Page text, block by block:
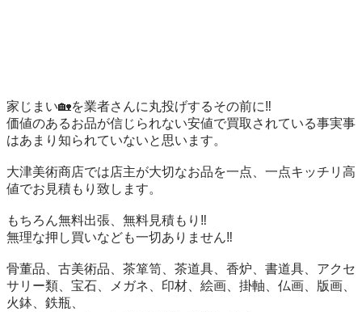
家じまい🏡を業者さんに丸投げするその前に‼️
価値のあるお品が信じられない安値で買取されている事実事
はあまり知られていないと思います。
大津美術商店では店主が大切なお品を一点、一点キッチリ高
値でお見積もり致します。
もちろん無料出張、無料見積もり‼️
無理な押し買いなども一切ありません‼️
骨董品、古美術品、茶箪笥、茶道具、香炉、書道具、アクセ
サリー類、宝石、メガネ、印材、絵画、掛軸、仏画、版画、
火鉢、鉄瓶、